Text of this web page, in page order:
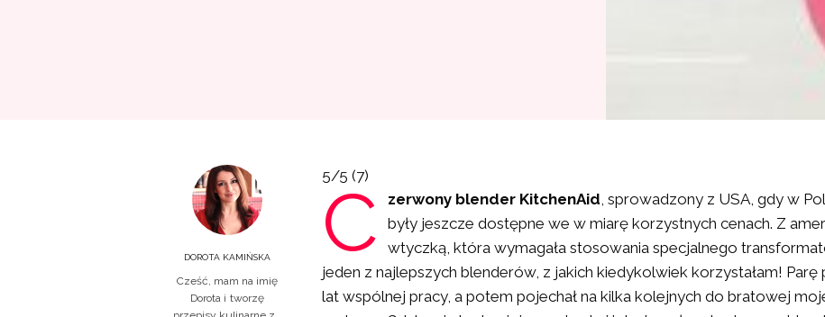
DOROTA KAMIŃSKA
Cześć, mam na imię
Dorota i tworzę
5/5 (7)
C zerwony blender KitchenAid, sprowadzony z USA, gdy w
były jeszcze dostępne we w miarę korzystnych cenach. Z
wtyczką, która wymagała stosowania specjalnego
jeden z najlepszych blenderów, z jakich kiedykolwiek korzystałam! Parę
lat wspólnej pracy, a potem pojechał na kilka kolejnych do bratowej